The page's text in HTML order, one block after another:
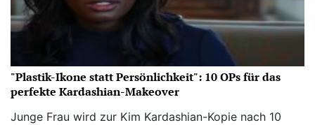
"Plastik-Ikone statt Persönlichkeit": 10 OPs für das
perfekte Kardashian-Makeover
Junge Frau wird zur Kim Kardashian-Kopie nach 10